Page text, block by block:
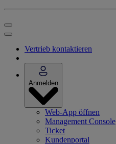
Vertrieb kontaktieren
Anmelden
Web-App öffnen
Management Console
Ticket
Kundenportal